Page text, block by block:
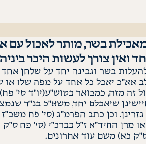
בשר, מותר לאכול עם
ואין צורך לעשות היכר
בשר וגבינה יחד על שלחן
אא"כ יאכל כל אחד על מפה שלו או
זה מזה, כמבוארבטוש"ע(יו"ד סי'
שיאכלם יחד,משא"כבנ"ד
גזרינן. וכן כתב הפרמ"ג(סי' פח משב"ז
מרן החיד"א ז"לבברכ"י(סי' פח ס"ק
כא) משם עוד אחרונים.